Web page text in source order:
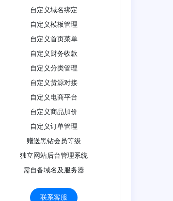
自定义域名绑定
自定义模板管理
自定义首页菜单
自定义财务收款
自定义分类管理
自定义货源对接
自定义电商平台
自定义商品加价
自定义订单管理
赠送黑钻会员等级
独立网站后台管理系统
需自备域名及服务器
联系客服